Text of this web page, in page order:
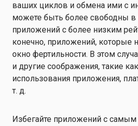
ваших циклов и обмена ими с
можете быть более свободны
приложений с более низким
конечно, приложений, которые
окно фертильности. В этом
и другие соображения, такие
использования приложения,
т. д.
Избегайте приложений с